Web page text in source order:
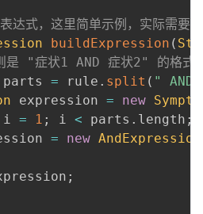
式，这里简单示例，实际需要
buildExpression (
"症状1 AND 症状2" 的格式
parts = rule . split ( " AND
expression = new
i = 1 ; i < parts . length ;
= new AndExpression
;